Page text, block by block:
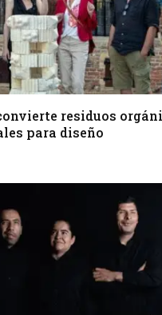
residuos
para diseño